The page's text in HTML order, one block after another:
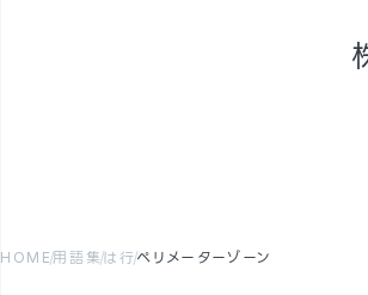
HOME用語集は行ペリメーターゾーン